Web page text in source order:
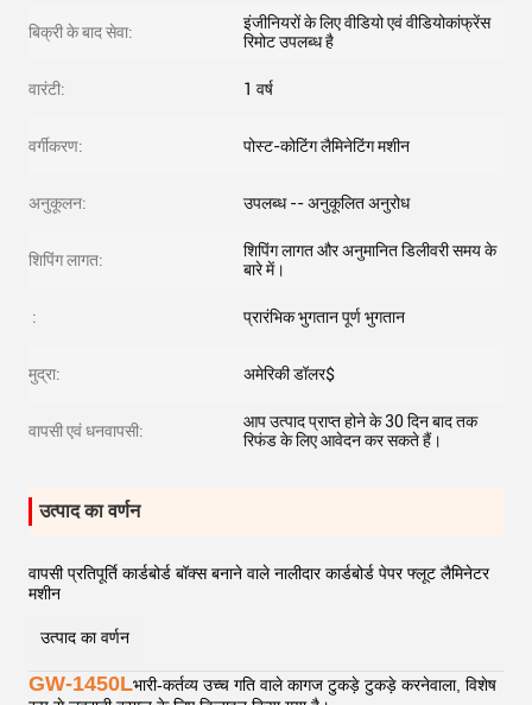
बिक्री के बाद सेवा:
इंजीनियरों के लिए वीडियो एवं वीडियोकांफ्रेंस
रिमोट उपलब्ध है
वारंटी: 1 वर्ष
वर्गीकरण: पोस्ट-कोटिंग लैमिनेटिंग मशीन
अनुकूलन: उपलब्ध -- अनुकूलित अनुरोध
शिपिंग लागत:
शिपिंग लागत और अनुमानित डिलीवरी समय के
बारे में।
: प्रारंभिक भुगतान पूर्ण भुगतान
मुद्रा: अमेरिकी डॉलर$
वापसी एवं धनवापसी:
आप उत्पाद प्राप्त होने के 30 दिन बाद तक
रिफंड के लिए आवेदन कर सकते हैं।
उत्पाद का वर्णन
वापसी प्रतिपूर्ति कार्डबोर्ड बॉक्स बनाने वाले नालीदार कार्डबोर्ड पेपर फ्लूट लैमिनेटर
मशीन
उत्पाद का वर्णन
GW-1450Lभारी-कर्तव्य उच्च गति वाले कागज टुकड़े टुकड़े करनेवाला, विशेष